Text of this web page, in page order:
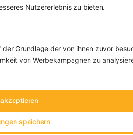
Nutzererlebnis zu bieten.
Grundlage der von ihnen zuvor
von Werbekampagnen zu
speichern
Viele Insights
E-Mail Adresse, sindoptional.